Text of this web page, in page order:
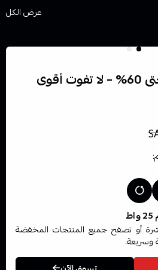
عرض الكل
منتجات مخفضة حتى 60% – لا تفوت أقوى
أو تصفح جميع المنتجات المخفضة
وسريعة.